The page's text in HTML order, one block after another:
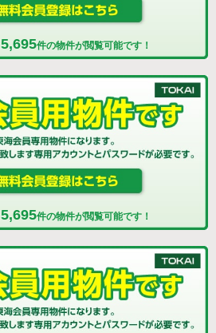
5,695件の物件が閲覧可能です！
5,695件の物件が閲覧可能です！